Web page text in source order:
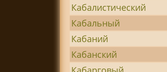
Кабалистический
Кабальный
Кабаний
Кабанский